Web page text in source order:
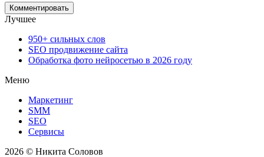
Лучшее
950+ сильных слов
SEO продвижение сайта
Обработка фото нейросетью в 2026 году
Меню
Маркетинг
SMM
SEO
Сервисы
2026 © Никита Соловов